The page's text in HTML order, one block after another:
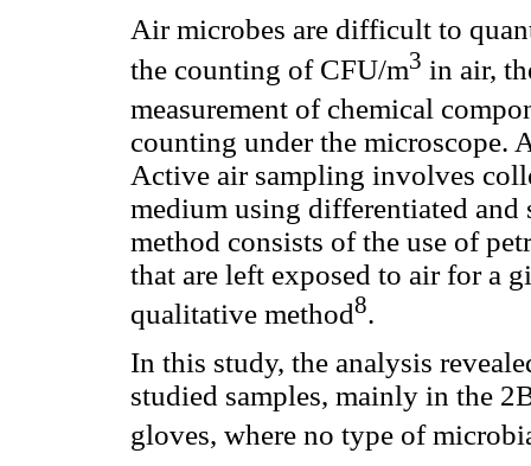
Air microbes are difficult to
the counting of CFU/m3 in air,
measurement of chemical
counting under the microscope.
Active air sampling involves
medium using differentiated and
method consists of the use of
that are left exposed to air for a
qualitative method8.
In this study, the analysis
studied samples, mainly in the
gloves, where no type of